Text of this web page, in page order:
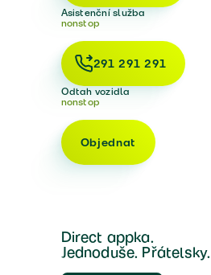
Asistenční služba
nonstop
291 291 291
Odtah vozidla
nonstop
Objednat
Direct appka.
Jednoduše. Přátelsky.